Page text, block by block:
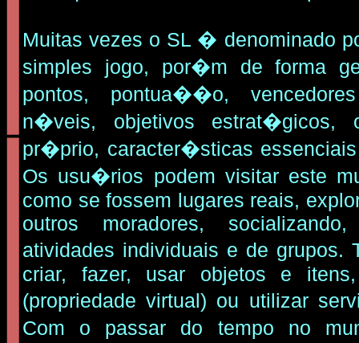
Muitas vezes o SL � denominado
simples jogo, por�m de forma
pontos, pontua��o,
n�veis, objetivos estrat�gicos,
pr�prio, caracter�sticas
Os usu�rios podem visitar este
como se fossem lugares reais,
outros moradores,
atividades individuais e de
criar, fazer, usar objetos e
(propriedade virtual) ou utilizar
Com o passar do tempo no